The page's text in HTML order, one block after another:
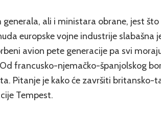
ali i ministara obrane, jest što
europske vojne industrije slabašna
avion pete generacije pa svi
francusko-njemačko-španjolskog
Pitanje je kako će završiti britansko-
Tempest.